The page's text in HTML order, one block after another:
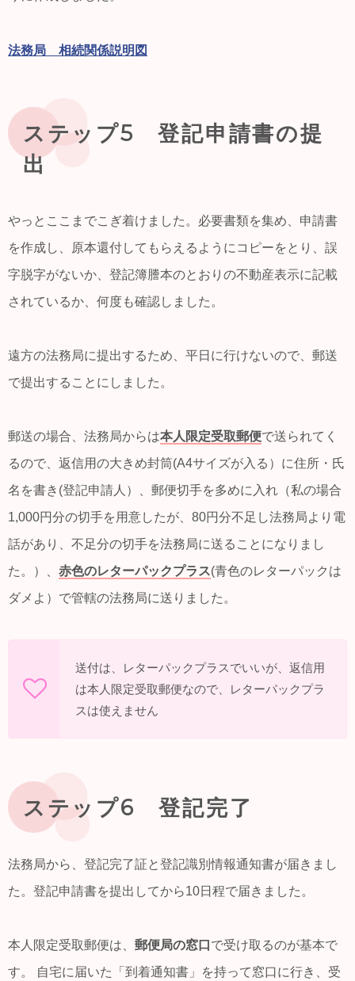
法務局 相続関係説明図
ステップ5 登記申請書の提
出
やっとここまでこぎ着けました。必要書類を集め、申請書
を作成し、原本還付してもらえるようにコピーをとり、誤
字脱字がないか、登記簿謄本のとおりの不動産表示に記載
されているか、何度も確認しました。
遠方の法務局に提出するため、平日に行けないので、郵送
で提出することにしました。
郵送の場合、法務局からは本人限定受取郵便で送られてく
るので、返信用の大きめ封筒(A4サイズが入る）に住所・氏
名を書き(登記申請人）、郵便切手を多めに入れ（私の場合
1,000円分の切手を用意したが、80円分不足し法務局より電
話があり、不足分の切手を法務局に送ることになりまし
た。）、 赤色のレターパックプラス(青色のレターパックは
ダメよ）で管轄の法務局に送りました。
送付は、レターパックプラスでいいが、返信用
は本人限定受取郵便なので、レターパックプラ
スは使えません
ステップ6 登記完了
法務局から、登記完了証と登記識別情報通知書が届きまし
た。登記申請書を提出してから10日程で届きました。
本人限定受取郵便は、 郵便局の窓口 で受け取るのが基本で
す。 自宅に届いた「到着通知書」を持って窓口に行き、受